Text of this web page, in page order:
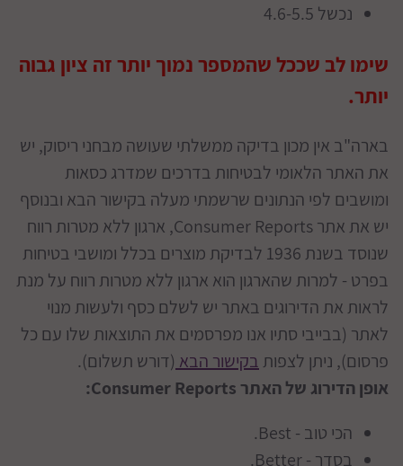
נכשל 4.6-5.5
שימו לב שככל שהמספר נמוך יותר זה ציון גבוה
יותר.
בארה"ב אין מכון בדיקה ממשלתי שעושה מבחני ריסוק, יש
את האתר הלאומי לבטיחות בדרכים שמדרג כסאות
ומושבים לפי הנתונים שרשמתי מעלה בקישור הבא ובנוסף
יש את אתר Consumer Reports, ארגון ללא מטרות רווח
שנוסד בשנת 1936 לבדיקת מוצרים בכלל ומושבי בטיחות
בפרט - למרות שהארגון הוא ארגון ללא מטרות רווח על מנת
לראות את הדירוגים באתר יש לשלם כסף ולעשות מנוי
לאתר (בבייבי סתיו אנו מפרסמים את התוצאות שלו עם כל
פרסום), ניתן לצפות בקישור הבא (דורש תשלום).
אופן הדירוג של האתר Consumer Reports:
הכי טוב - Best.
בסדר - Better.